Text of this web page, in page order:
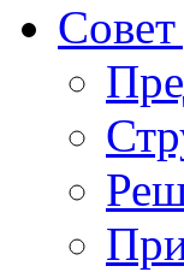
Совет